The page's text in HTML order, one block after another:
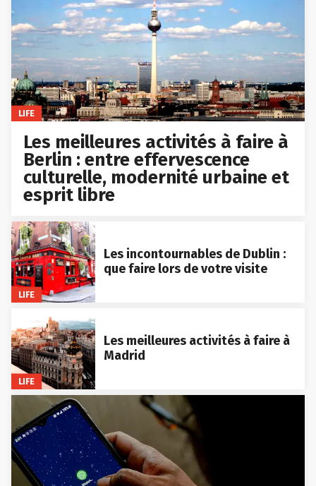
LIFE
Les meilleures activités à faire à
Berlin : entre effervescence
culturelle, modernité urbaine et
esprit libre
LIFE
Les incontournables de Dublin :
que faire lors de votre visite
LIFE
Les meilleures activités à faire à
Madrid